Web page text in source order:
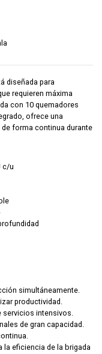
diseñada para
requieren máxima
con 10 quemadores
ofrece una
forma continua durante
c/u
simultáneamente.
productividad.
servicios intensivos.
de gran capacidad.
la eficiencia de la brigada